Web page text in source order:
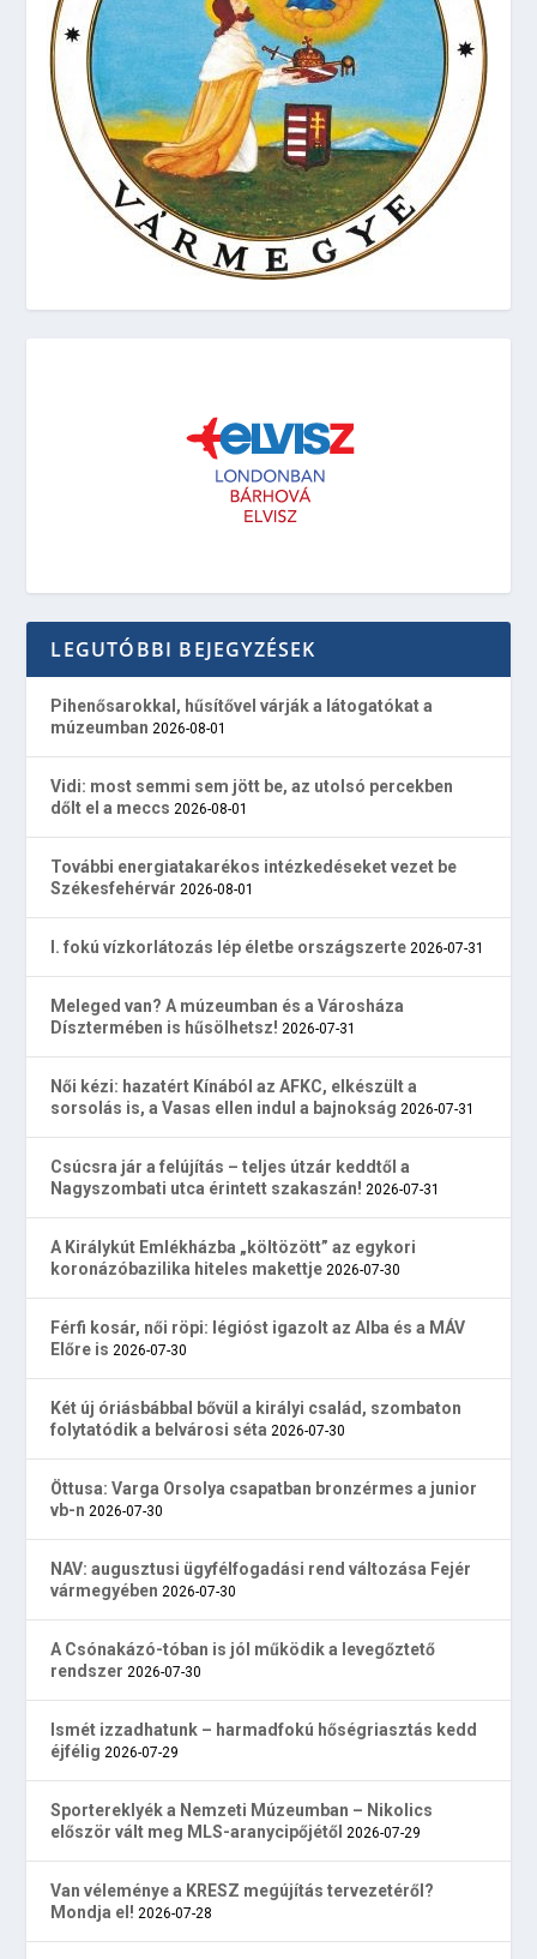
LEGUTÓBBI BEJEGYZÉSEK
Pihenősarokkal, hűsítővel várják a látogatókat a
múzeumban 2026-08-01
Vidi: most semmi sem jött be, az utolsó percekben
dőlt el a meccs 2026-08-01
További energiatakarékos intézkedéseket vezet be
Székesfehérvár 2026-08-01
I. fokú vízkorlátozás lép életbe országszerte 2026-07-31
Meleged van? A múzeumban és a Városháza
Dísztermében is hűsölhetsz! 2026-07-31
Női kézi: hazatért Kínából az AFKC, elkészült a
sorsolás is, a Vasas ellen indul a bajnokság 2026-07-31
Csúcsra jár a felújítás – teljes útzár keddtől a
Nagyszombati utca érintett szakaszán! 2026-07-31
A Királykút Emlékházba „költözött” az egykori
koronázóbazilika hiteles makettje 2026-07-30
Férfi kosár, női röpi: légióst igazolt az Alba és a MÁV
Előre is 2026-07-30
Két új óriásbábbal bővül a királyi család, szombaton
folytatódik a belvárosi séta 2026-07-30
Öttusa: Varga Orsolya csapatban bronzérmes a junior
vb-n 2026-07-30
NAV: augusztusi ügyfélfogadási rend változása Fejér
vármegyében 2026-07-30
A Csónakázó-tóban is jól működik a levegőztető
rendszer 2026-07-30
Ismét izzadhatunk – harmadfokú hőségriasztás kedd
éjfélig 2026-07-29
Sportereklyék a Nemzeti Múzeumban – Nikolics
először vált meg MLS-aranycipőjétől 2026-07-29
Van véleménye a KRESZ megújítás tervezetéről?
Mondja el! 2026-07-28